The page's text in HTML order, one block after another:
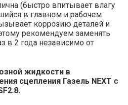
(быстро впитывает влагу
в главном и рабочем
коррозию деталей и
рекомендуем заменять
в 2 года независимо от
жидкости в
сцепления Газель NEXT с